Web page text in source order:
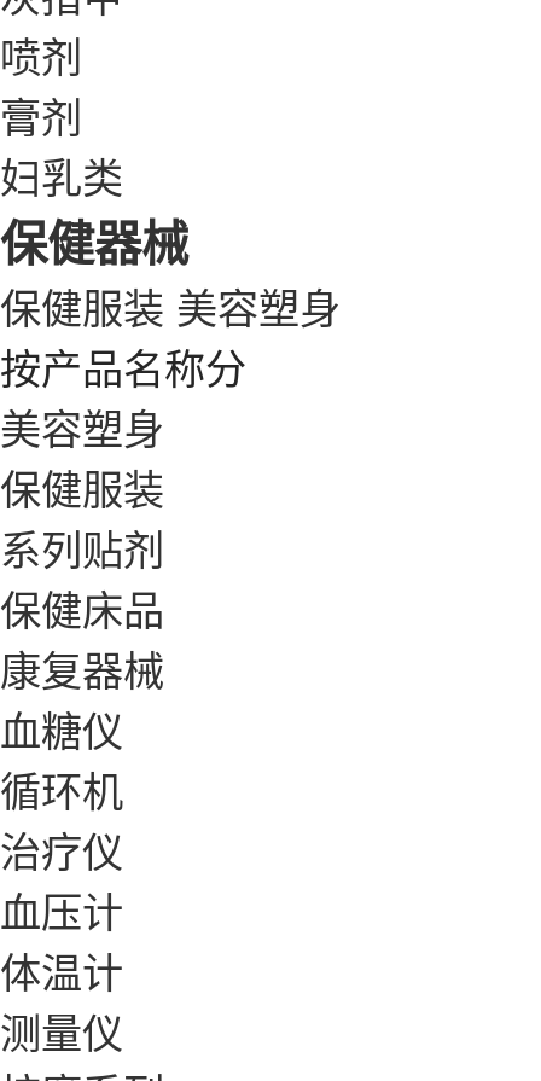
喷剂
膏剂
妇乳类
保健器械
保健服装 美容塑身
按产品名称分
美容塑身
保健服装
系列贴剂
保健床品
康复器械
血糖仪
循环机
治疗仪
血压计
体温计
测量仪